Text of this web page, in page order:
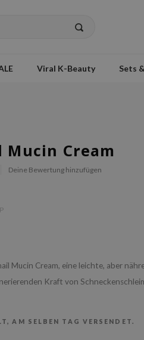
Viral K-Beauty Sets
Mucin Cream
Deine Bewertung hinzufügen
Mucin Cream, eine leichte, aber
Kraft von
AM SELBEN TAG VERSENDET.